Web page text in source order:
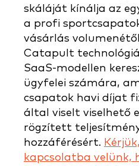
skáláját kínálja az
a profi
vásárlás
Catapult
SaaS-modellen
ügyfelei számára,
csapatok havi díjat
által viselt viselhető
rögzített
hozzáférésért.
kapcsolatba velünk,